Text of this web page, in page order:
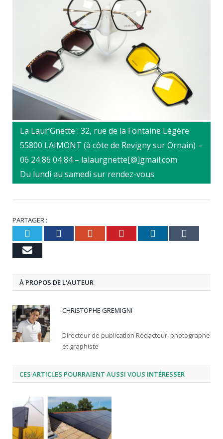
La Laur’Gnette : 32, rue de la Fontaine Légère
55800 LAIMONT (à côte de Revigny sur Ornain) –
06 24 86 04 84 – lalaurgnette[@]gmail.com
Du lundi au samedi sur rendez-vous
PARTAGER :
TwitterFacebookGoogle+Pinterest
LinkedIn
Email
À PROPOS DE L'AUTEUR
CHRISTOPHE GREMIGNI
Directeur de publication Rédacteur, photographe
et graphiste
CES ARTICLES POURRAIENT AUSSI VOUS INTÉRESSER